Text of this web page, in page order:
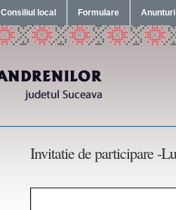
Consiliul local Formulare Anunturi
Invitatie de participare -